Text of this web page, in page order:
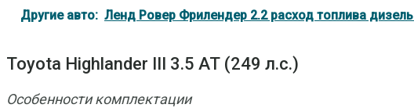
Другие авто: Ленд Ровер Фрилендер 2.2 расход топлива
Toyota Highlander III 3.5 АТ (249 л.с.)
Особенности комплектации